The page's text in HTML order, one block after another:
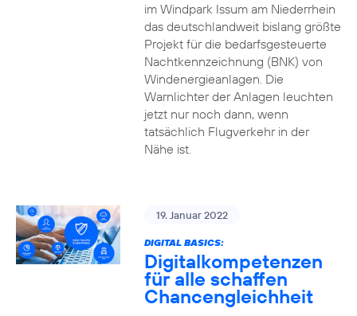
im Windpark Issum am Niederrhein
das deutschlandweit bislang größte
Projekt für die bedarfsgesteuerte
Nachtkennzeichnung (BNK) von
Windenergieanlagen. Die
Warnlichter der Anlagen leuchten
jetzt nur noch dann, wenn
tatsächlich Flugverkehr in der
Nähe ist.
19. Januar 2022
DIGITAL BASICS:
Digitalkompetenzen
für alle schaffen
Chancengleichheit